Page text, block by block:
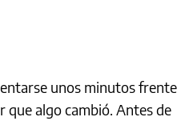
unos minutos frente
que algo cambió. Antes de